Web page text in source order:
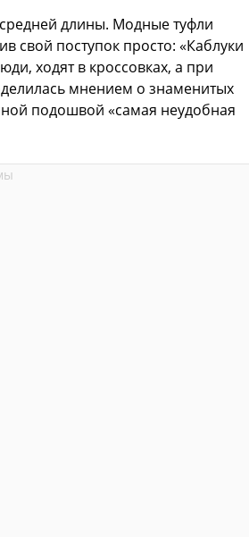
длины. Модные туфли
свой поступок просто: «Каблуки
ходят в кроссовках, а при
мнением о знаменитых
подошвой «самая неудобная